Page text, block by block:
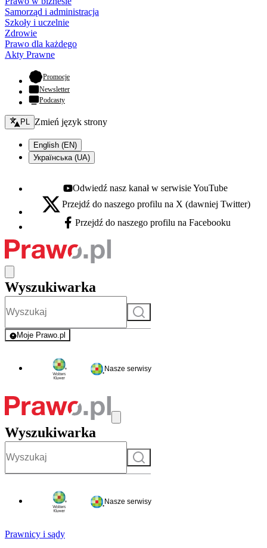
Samorząd i administracja
Szkoły i uczelnie
Zdrowie
Prawo dla każdego
Akty Prawne
Promocje- otwiera się w nowej karcie
Newsletter
Podcasty
Zmień język - bieżący:
PL Zmień język strony
English (EN)
Українська (UA)
Youtube - otwiera się w nowej karcie
Odwiedź nasz kanał w serwisie YouTube
X - otwiera się w nowej karcie
Przejdź do naszego profilu na X (dawniej Twitter)
Facebook - otwiera się w nowej karcie
Przejdź do naszego profilu na Facebooku
Wyszukiwarka
Szukaj
Moje Prawo.pl
- rejestracja i logowanie do serwisu
Nasze serwisy
Wyszukiwarka
Szukaj
Nasze serwisy
Prawnicy i sądy